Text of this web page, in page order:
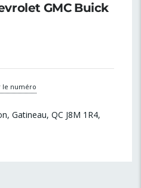
GMC Buick
le numéro
Gatineau, QC J8M 1R4,